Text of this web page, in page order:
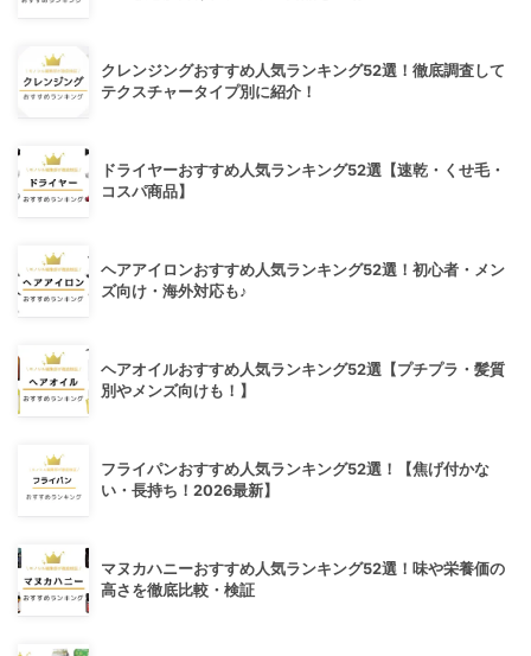
クレンジングおすすめ人気ランキング52選！徹底調査して
テクスチャータイプ別に紹介！
ドライヤーおすすめ人気ランキング52選【速乾・くせ毛・
コスパ商品】
ヘアアイロンおすすめ人気ランキング52選！初心者・メン
ズ向け・海外対応も♪
ヘアオイルおすすめ人気ランキング52選【プチプラ・髪質
別やメンズ向けも！】
フライパンおすすめ人気ランキング52選！【焦げ付かな
い・長持ち！2026最新】
マヌカハニーおすすめ人気ランキング52選！味や栄養価の
高さを徹底比較・検証